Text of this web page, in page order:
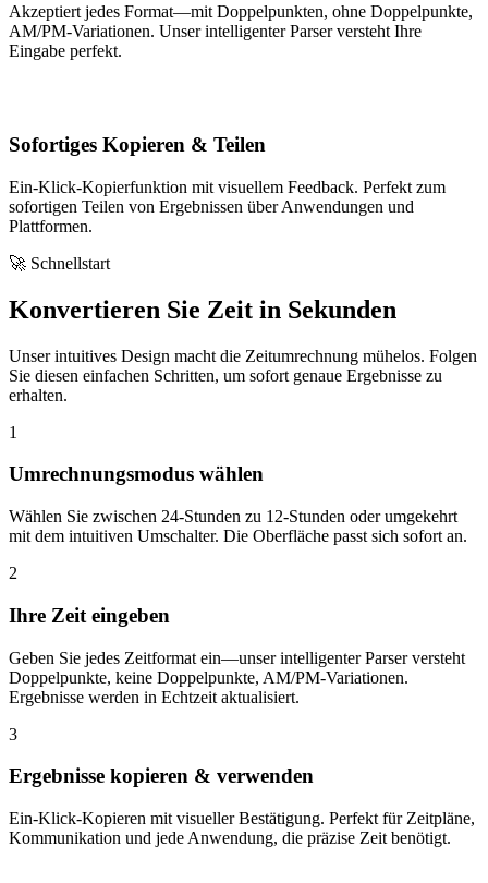
Akzeptiert jedes Format—mit Doppelpunkten, ohne Doppelpunkte,
AM/PM-Variationen. Unser intelligenter Parser versteht Ihre
Eingabe perfekt.
Sofortiges Kopieren & Teilen
Ein-Klick-Kopierfunktion mit visuellem Feedback. Perfekt zum
sofortigen Teilen von Ergebnissen über Anwendungen und
Plattformen.
🚀 Schnellstart
Konvertieren Sie Zeit in Sekunden
Unser intuitives Design macht die Zeitumrechnung mühelos. Folgen
Sie diesen einfachen Schritten, um sofort genaue Ergebnisse zu
erhalten.
1
Umrechnungsmodus wählen
Wählen Sie zwischen 24-Stunden zu 12-Stunden oder umgekehrt
mit dem intuitiven Umschalter. Die Oberfläche passt sich sofort an.
2
Ihre Zeit eingeben
Geben Sie jedes Zeitformat ein—unser intelligenter Parser versteht
Doppelpunkte, keine Doppelpunkte, AM/PM-Variationen.
Ergebnisse werden in Echtzeit aktualisiert.
3
Ergebnisse kopieren & verwenden
Ein-Klick-Kopieren mit visueller Bestätigung. Perfekt für Zeitpläne,
Kommunikation und jede Anwendung, die präzise Zeit benötigt.